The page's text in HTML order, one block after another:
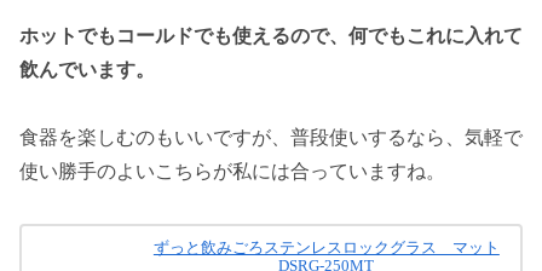
ホットでもコールドでも使えるので、何でもこれに入れて
飲んでいます。
食器を楽しむのもいいですが、普段使いするなら、気軽で
使い勝手のよいこちらが私には合っていますね。
ずっと飲みごろステンレスロックグラス マット
DSRG-250MT